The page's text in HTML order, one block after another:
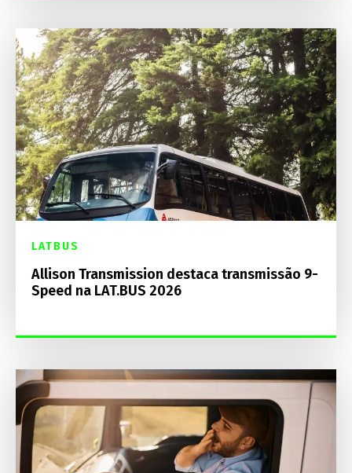
LATBUS
Allison Transmission destaca transmissão 9-
Speed na LAT.BUS 2026